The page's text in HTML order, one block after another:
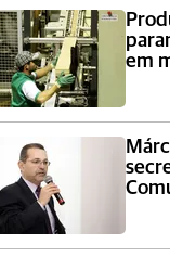
em